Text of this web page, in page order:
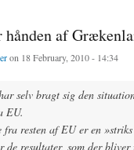
af
on 18 February, 2010 - 14:34
selv bragt sig den
EU.
resten af EU er en
de resultater, som der bliver